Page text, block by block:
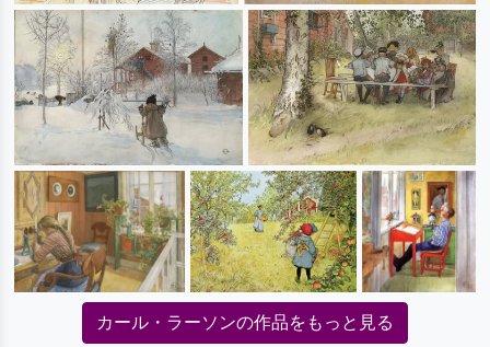
カール・ラーソンの作品をもっと見る